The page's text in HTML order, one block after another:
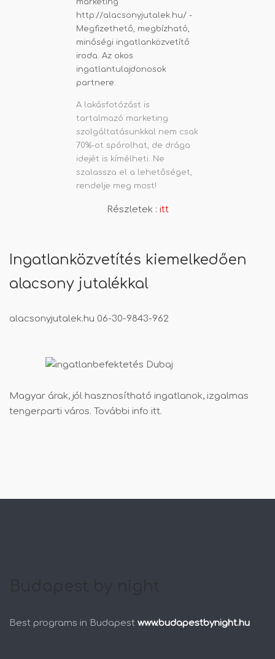
A lakásfotózást is
tartalmazó marketing
szolgáltatásunkkal nem csak
70%-ot spórolhat, de drága
idejét is kímélheti. Ne
szalassza el a lehetőséget,
rendelje meg most!
Részletek : itt
Ingatlanközvetítés kiemelkedően
alacsony jutalékkal
alacsonyjutalek.hu 06-30-9843-962
Magyar árak, jól hasznosítható ingatlanok, izgalmas
tengerparti város. További info itt.
Best programs in Budapest www.budapestbynight.hu